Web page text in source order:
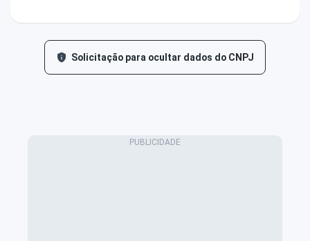
Solicitação para ocultar dados do CNPJ